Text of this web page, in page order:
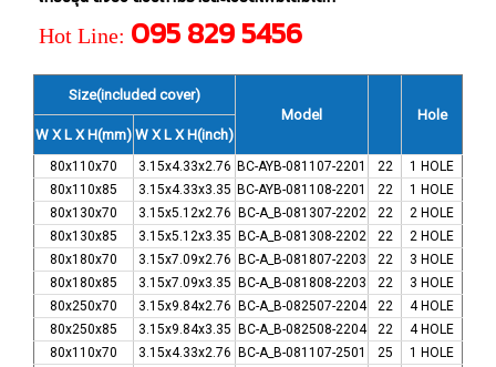
Hot Line: 095 829 5456
Size(included cover)
Model
Hole
W X L X H(mm) W X L X H(inch)
80x110x70 3.15x4.33x2.76 BC-AYB-081107-2201 22
1 HOLE
80x110x85
3.15x4.33x3.35 BC-AYB-081108-2201 22
1 HOLE
80x130x70
3.15x5.12x2.76 BC-A_B-081307-2202 22
2 HOLE
80x130x85
3.15x5.12x3.35 BC-A_B-081308-2202 22
2 HOLE
80x180x70
3.15x7.09x2.76 BC-A_B-081807-2203 22
3 HOLE
80x180x85
3.15x7.09x3.35 BC-A_B-081808-2203 22
3 HOLE
80x250x70
3.15x9.84x2.76 BC-A_B-082507-2204 22
4 HOLE
80x250x85
3.15x9.84x3.35 BC-A_B-082508-2204 22
4 HOLE
80x110x70
3.15x4.33x2.76 BC-A_B-081107-2501 25
1 HOLE